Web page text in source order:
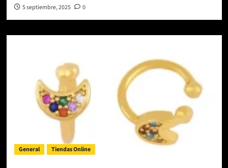
5 septiembre, 2025 0
General Tiendas Online